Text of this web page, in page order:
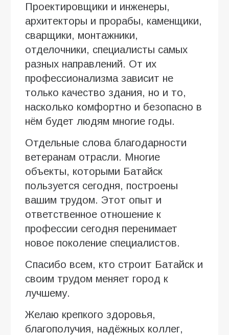
Проектировщики и инженеры,
архитекторы и прорабы, каменщики,
сварщики, монтажники,
отделочники, специалисты самых
разных направлений. От их
профессионализма зависит не
только качество здания, но и то,
насколько комфортно и безопасно в
нём будет людям многие годы.
Отдельные слова благодарности
ветеранам отрасли. Многие
объекты, которыми Батайск
пользуется сегодня, построены
вашим трудом. Этот опыт и
ответственное отношение к
профессии сегодня перенимает
новое поколение специалистов.
Спасибо всем, кто строит Батайск и
своим трудом меняет город к
лучшему.
Желаю крепкого здоровья,
благополучия, надёжных коллег,